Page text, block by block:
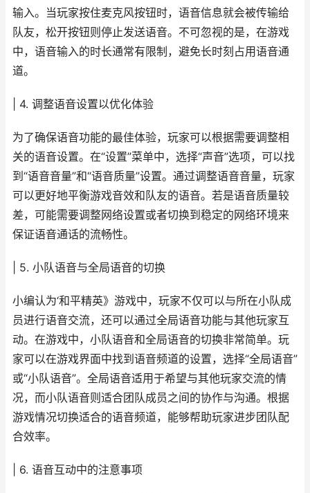
输入。当玩家按住麦克风按钮时，语音信息就会被传输给
队友，松开按钮则停止发送语音。不可忽视的是，在游戏
中，语音输入的时长通常有限制，避免长时刻占用语音通
道。
| 4. 调整语音设置以优化体验
为了确保语音功能的最佳体验，玩家可以根据需要调整相
关的语音设置。在“设置”菜单中，选择“声音”选项，可以找
到“语音音量”和“语音质量”设置。通过调整语音音量，玩家
可以更好地平衡游戏音效和队友的语音。若是语音质量较
差，可能需要调整网络设置或者切换到稳定的网络环境来
保证语音通话的流畅性。
| 5. 小队语音与全局语音的切换
小编认为‘和平精英》游戏中，玩家不仅可以与所在小队成
员进行语音交流，还可以通过全局语音功能与其他玩家互
动。在游戏中，小队语音和全局语音的切换非常简单。玩
家可以在游戏界面中找到语音频道的设置，选择“全局语音”
或“小队语音”。全局语音适用于希望与其他玩家交流的情
况，而小队语音则适合团队成员之间的协作与沟通。根据
游戏情况切换适合的语音频道，能够帮助玩家进步团队配
合效率。
| 6. 语音互动中的注意事项